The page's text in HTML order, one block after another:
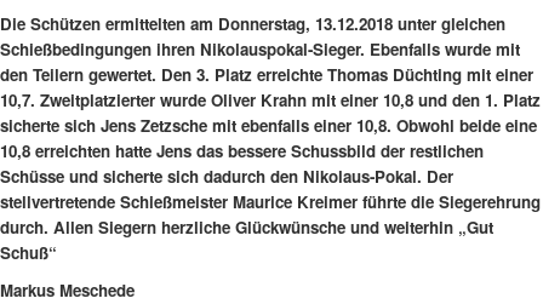
Die Schützen ermittelten am Donnerstag, 13.12.2018 unter gleichen
Schießbedingungen ihren Nikolauspokal-Sieger. Ebenfalls wurde mit
den Teilern gewertet. Den 3. Platz erreichte Thomas Düchting mit einer
10,7. Zweitplatzierter wurde Oliver Krahn mit einer 10,8 und den 1. Platz
sicherte sich Jens Zetzsche mit ebenfalls einer 10,8. Obwohl beide eine
10,8 erreichten hatte Jens das bessere Schussbild der restlichen
Schüsse und sicherte sich dadurch den Nikolaus-Pokal. Der
stellvertretende Schießmeister Maurice Kreimer führte die Siegerehrung
durch. Allen Siegern herzliche Glückwünsche und weiterhin „Gut
Schuß“
Markus Meschede